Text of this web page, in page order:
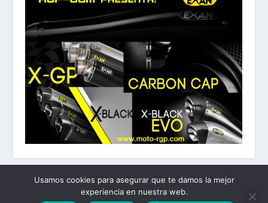
Elegant Themes| Desarrollado por WordPress
Usamos cookies para asegurar que te damos la mejor
experiencia en nuestra web.